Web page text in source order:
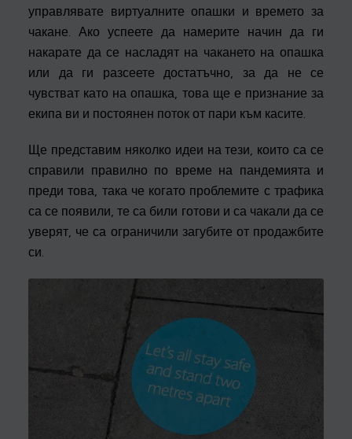
управлявате виртуалните опашки и времето за
чакане. Ако успеете да намерите начин да ги
накарате да се насладят на чакането на опашка
или да ги разсеете достатъчно, за да не се
чувстват като на опашка, това ще е признание за
екипа ви и постоянен поток от пари към касите.
Ще представим няколко идеи на тези, които са се
справили правилно по време на пандемията и
преди това, така че когато проблемите с трафика
са се появили, те са били готови и са чакали да се
уверят, че са ограничили загубите от продажбите
си.